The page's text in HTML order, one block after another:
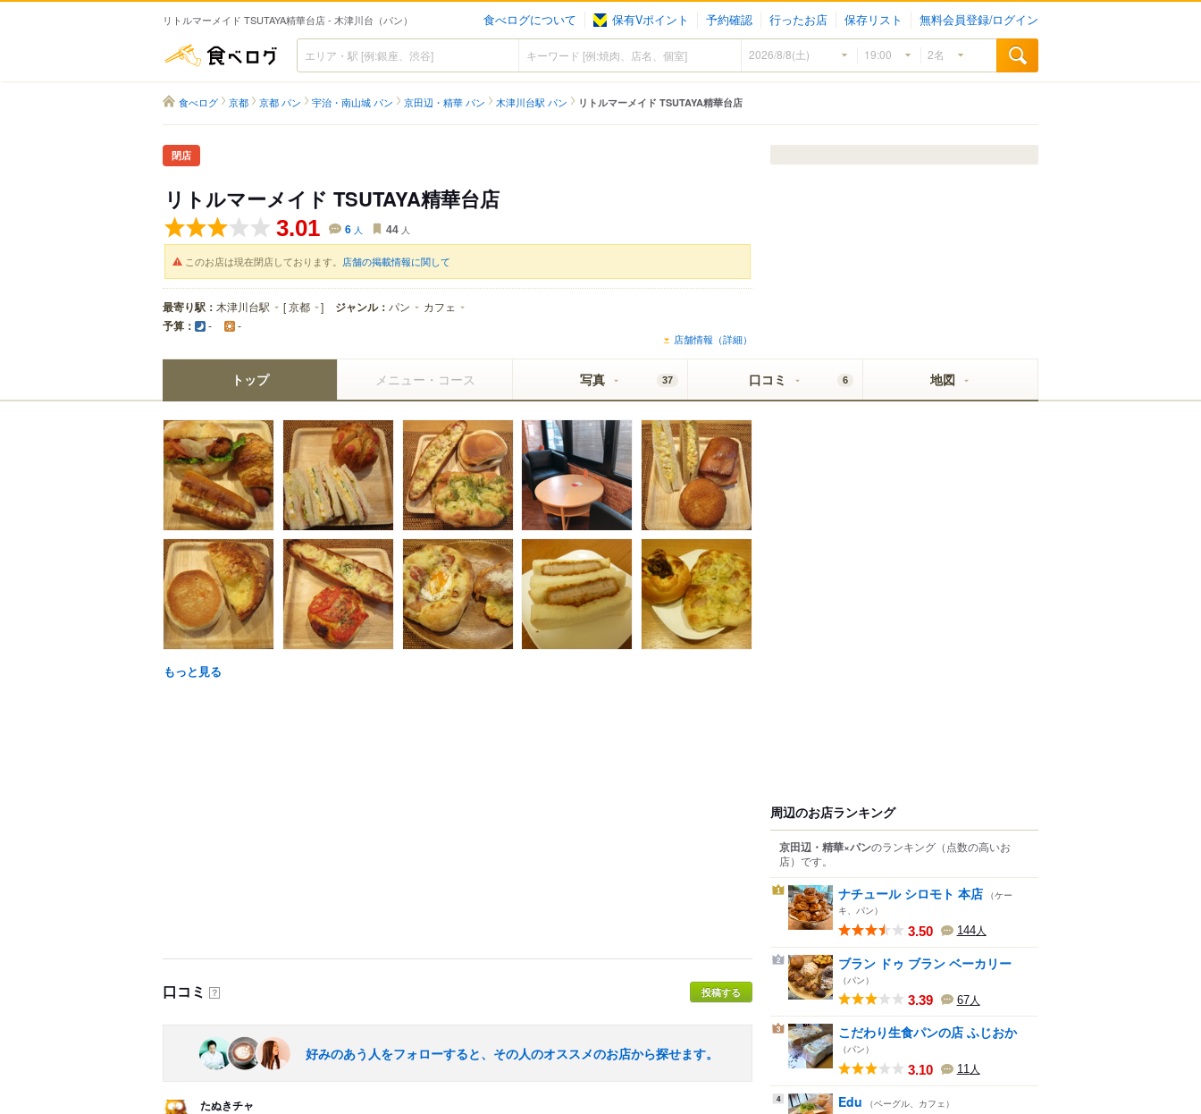
リトルマーメイド TSUTAYA精華台店 - 木津川台（パン） 食べログについて 保有Vポイント 予約確認 行ったお店 保存リスト 無料会員登録/ログイン
食べログ
食べログ 京都 京都 パン 宇治・南山城 パン 京田辺・精華 パン 木津川台駅 パン リトルマーメイド TSUTAYA精華台店
閉店
リトルマーメイド TSUTAYA精華台店
3.01 6 人 44 人
このお店は現在閉店しております。 店舗の掲載情報に関して
最寄り駅： 木津川台駅 [京都 ] ジャンル： パン カフェ
予算： - -
店舗情報（詳細）
トップ メニュー・コース 写真 37 口コミ 6 地図
もっと見る
口コミ ？ 投稿する
好みのあう人をフォローすると、その人のオススメのお店から探せます。
たぬきチャ
周辺のお店ランキング
京田辺・精華×パンのランキング （点数の高いお
店） です。
1 ナチュール シロモト 本店 （ケー
キ、パン）
3.50 144人
2 ブラン ドゥ ブラン ベーカリー
（パン）
3.39 67人
3 こだわり生食パンの店 ふじおか
（パン）
3.10 11人
4 Edu （ベーグル、カフェ）